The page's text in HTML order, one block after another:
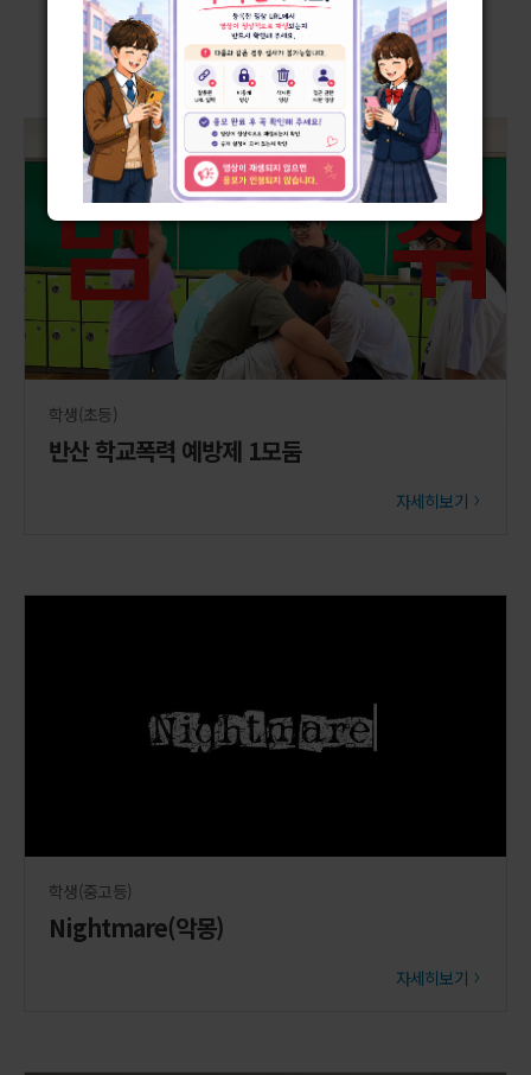
2025년 2024년 2023년 2022년
학생(초등)
반산 학교폭력 예방제 1모둠
자세히보기
학생(중고등)
Nightmare(악몽)
자세히보기